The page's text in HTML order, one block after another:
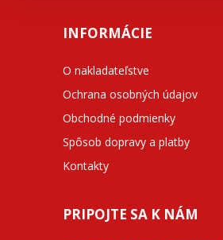
INFORMÁCIE
O nakladateľstve
Ochrana osobných údajov
Obchodné podmienky
Spôsob dopravy a platby
Kontakty
PRIPOJTE SA K NÁM